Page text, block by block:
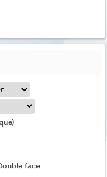
face